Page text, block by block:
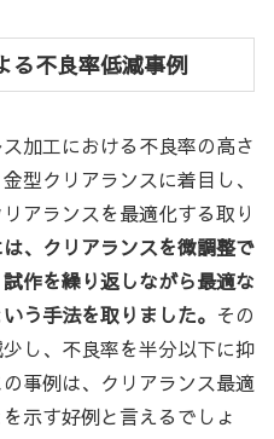
る不良率低減事例
加工における不良率の高さ
型クリアランスに着目し、
アランスを最適化する取り
、クリアランスを微調整で
作を繰り返しながら最適な
う手法を取りました。 その
し、不良率を半分以下に抑
事例は、クリアランス最適
示す好例と言えるでしょ